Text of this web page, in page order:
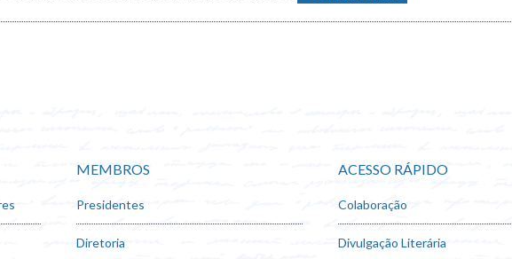
MEMBROS
Presidentes
Diretoria
ACESSO RÁPIDO
Colaboração
Divulgação Literária